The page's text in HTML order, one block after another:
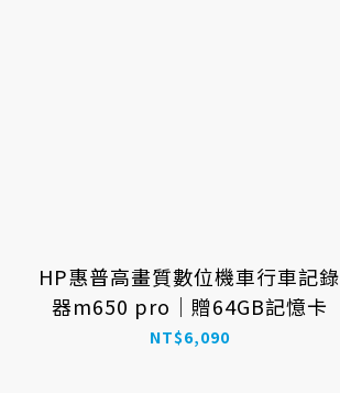
HP惠普高畫質數位機車行車記錄
器m650 pro｜贈64GB記憶卡
NT$6,090